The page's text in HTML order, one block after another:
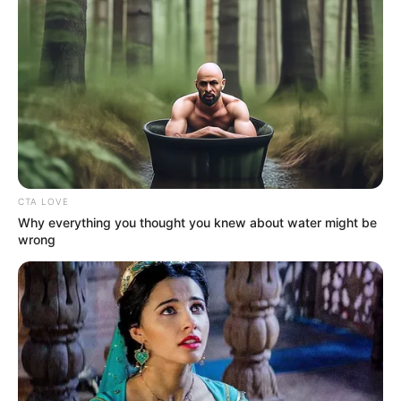
TEMAS RELACIONADOS
INDÍGENAS
BLOQUEOS
MANIFESTACIONES
MANTÉNGASE EN ALERTA
interesan. Para estar bien informado, por
ACTIVAR AHORA
TEMAS DESTACADOS
CTA LOVE
Why everything you thought you knew about water might be
wrong